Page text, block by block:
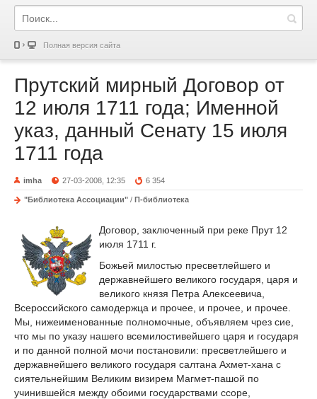
Полная версия сайта
Прутский мирный Договор от
12 июля 1711 года; Именной
указ, данный Сенату 15 июля
1711 года
imha 27-03-2008, 12:35 6 354
"Библиотека Ассоциации" / П-библиотека
Договор, заключенный при реке Прут 12
июля 1711 г.
Божьей милостью пресветлейшего и
державнейшего великого государя, царя и
великого князя Петра Алексеевича,
Всероссийского самодержца и прочее, и прочее, и прочее.
Мы, нижеименованные полномочные, объявляем чрез сие,
что мы по указу нашего всемилостивейшего царя и государя
и по данной полной мочи постановили: пресветлейшего и
державнейшего великого государя салтана Ахмет-хана с
сиятельнейшим Великим визирем Магмет-пашой по
учинившейся между обоими государствами ссоре,